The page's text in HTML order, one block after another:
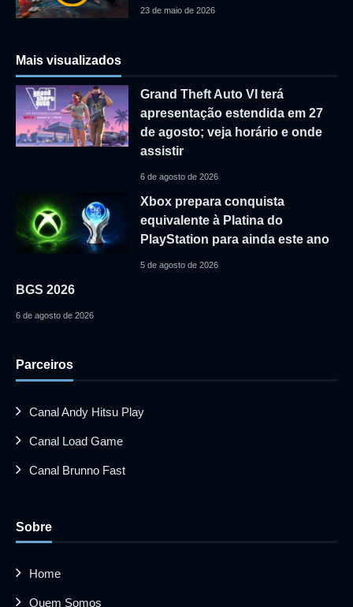
23 de maio de 2026
Mais visualizados
Grand Theft Auto VI terá
apresentação estendida em 27
de agosto; veja horário e onde
assistir
6 de agosto de 2026
Xbox prepara conquista
equivalente à Platina do
PlayStation para ainda este ano
5 de agosto de 2026
BGS 2026
6 de agosto de 2026
Parceiros
Canal Andy Hitsu Play
Canal Load Game
Canal Brunno Fast
Sobre
Home
Quem Somos